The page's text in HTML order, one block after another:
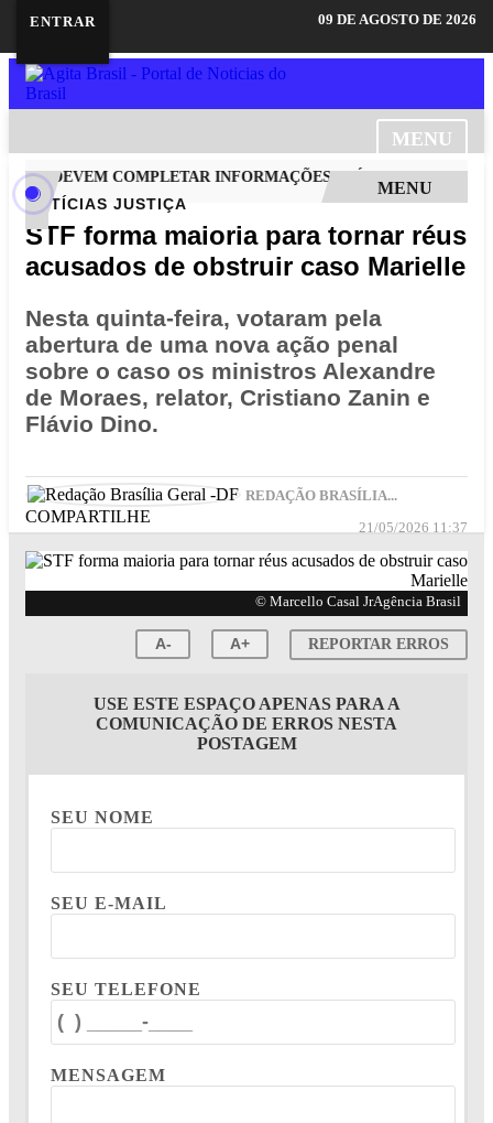
ENTRAR 09 DE AGOSTO DE 2026
MENU
DEVEM COMPLETAR INFORMAÇÕES ATÉ ESTA TERÇA
MENU
NOTÍCIAS JUSTIÇA
STF forma maioria para tornar réus
acusados de obstruir caso Marielle
Nesta quinta-feira, votaram pela
abertura de uma nova ação penal
sobre o caso os ministros Alexandre
de Moraes, relator, Cristiano Zanin e
Flávio Dino.
REDAÇÃO BRASÍLIA...
21/05/2026 11:37
COMPARTILHE
© Marcello Casal JrAgência Brasil
A- A+ REPORTAR ERROS
USE ESTE ESPAÇO APENAS PARA A
COMUNICAÇÃO DE ERROS NESTA
POSTAGEM
SEU NOME
SEU E-MAIL
SEU TELEFONE
MENSAGEM